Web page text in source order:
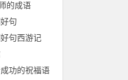
的成语
句
句西游记
功的祝福语